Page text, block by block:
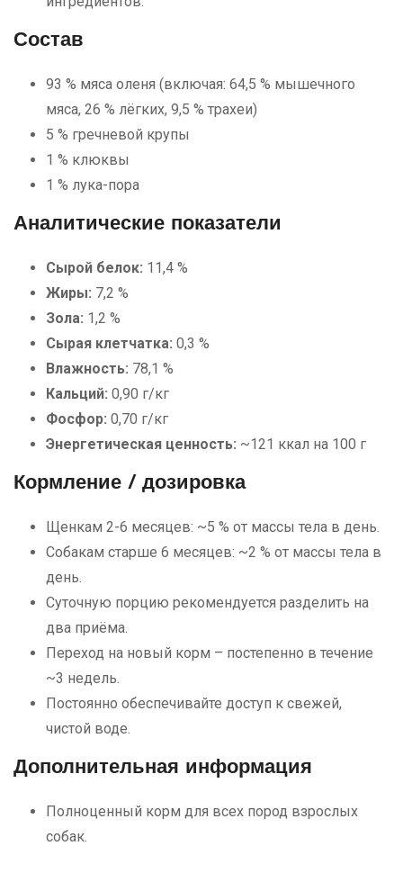
Состав
93 % мяса оленя (включая: 64,5 % мышечного
мяса, 26 % лёгких, 9,5 % трахеи)
5 % гречневой крупы
1 % клюквы
1 % лука-пора
Аналитические показатели
Сырой белок: 11,4 %
Жиры: 7,2 %
Зола: 1,2 %
Сырая клетчатка: 0,3 %
Влажность: 78,1 %
Кальций: 0,90 г/кг
Фосфор: 0,70 г/кг
Энергетическая ценность: ~121 ккал на 100 г
Кормление / дозировка
Щенкам 2-6 месяцев: ~5 % от массы тела в день.
Собакам старше 6 месяцев: ~2 % от массы тела в
день.
Суточную порцию рекомендуется разделить на
два приёма.
Переход на новый корм – постепенно в течение
~3 недель.
Постоянно обеспечивайте доступ к свежей,
чистой воде.
Дополнительная информация
Полноценный корм для всех пород взрослых
собак.